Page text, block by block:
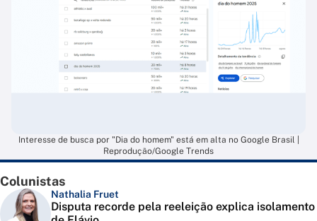
Interesse de busca por "Dia do homem" está em alta no Google Brasil |
Reprodução/Google Trends
Colunistas
Nathalia Fruet
Disputa recorde pela reeleição explica isolamento